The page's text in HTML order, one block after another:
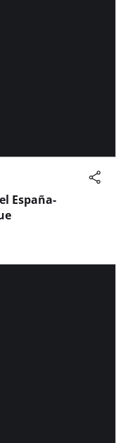
España-